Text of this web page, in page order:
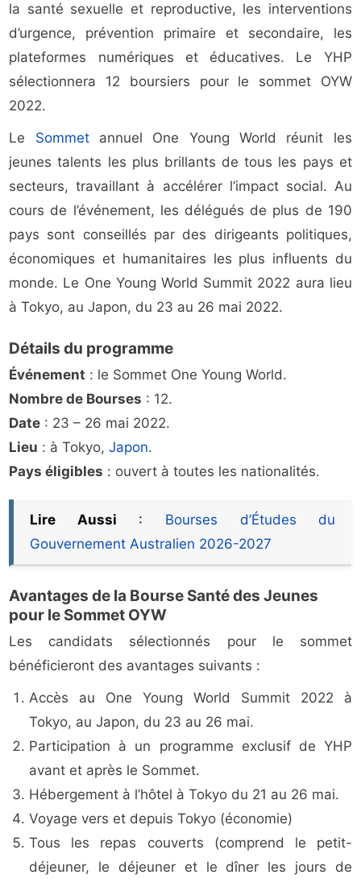
la santé sexuelle et reproductive, les interventions
d’urgence, prévention primaire et secondaire, les
plateformes numériques et éducatives. Le YHP
sélectionnera 12 boursiers pour le sommet OYW
2022.
Le Sommetannuel One Young World réunit les
jeunes talents les plus brillants de tous les pays et
secteurs, travaillant à accélérer l’impact social. Au
cours de l’événement, les délégués de plus de 190
pays sont conseillés par des dirigeants politiques,
économiques et humanitaires les plus influents du
monde. Le One Young World Summit 2022 aura lieu
à Tokyo, au Japon, du 23 au 26 mai 2022.
Détails du programme
Événement : le Sommet One Young World.
Nombre de Bourses : 12.
Date : 23 – 26 mai 2022.
Lieu : à Tokyo,Japon.
Pays éligibles : ouvert à toutes les nationalités.
Lire Aussi : Bourses d’Études du
Gouvernement Australien 2026-2027
Avantages de la Bourse Santé des Jeunes
pour le Sommet OYW
Les candidats sélectionnés pour le sommet
bénéficieront des avantages suivants :
Accès au One Young World Summit 2022 à
Tokyo, au Japon, du 23 au 26 mai.
Participation à un programme exclusif de YHP
avant et après le Sommet.
Hébergement à l’hôtel à Tokyo du 21 au 26 mai.
Voyage vers et depuis Tokyo (économie)
Tous les repas couverts (comprend le petit-
déjeuner, le déjeuner et le dîner les jours de